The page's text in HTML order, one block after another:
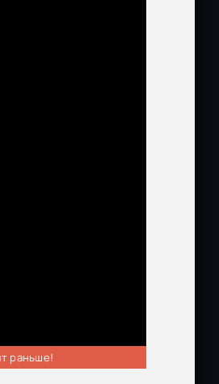
раньше!